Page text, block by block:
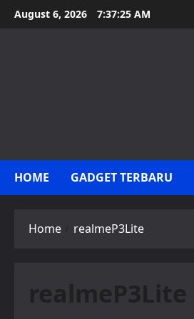
Skip
to
August 6, 2026 7:37:26 AM
HOME GADGET TERBARU
Home realmeP3Lite
realmeP3Lite